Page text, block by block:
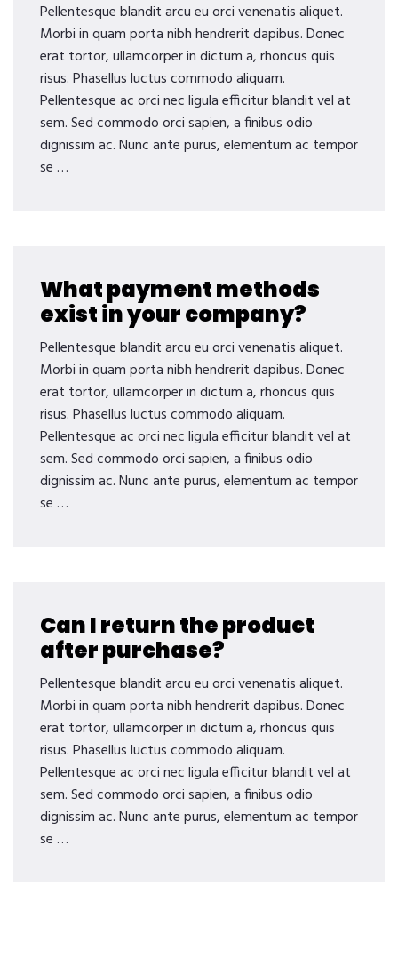
Pellentesque blandit arcu eu orci venenatis aliquet.
Morbi in quam porta nibh hendrerit dapibus. Donec
erat tortor, ullamcorper in dictum a, rhoncus quis
risus. Phasellus luctus commodo aliquam.
Pellentesque ac orci nec ligula efficitur blandit vel at
sem. Sed commodo orci sapien, a finibus odio
dignissim ac. Nunc ante purus, elementum ac tempor
se …
What payment methods
exist in your company?
Pellentesque blandit arcu eu orci venenatis aliquet.
Morbi in quam porta nibh hendrerit dapibus. Donec
erat tortor, ullamcorper in dictum a, rhoncus quis
risus. Phasellus luctus commodo aliquam.
Pellentesque ac orci nec ligula efficitur blandit vel at
sem. Sed commodo orci sapien, a finibus odio
dignissim ac. Nunc ante purus, elementum ac tempor
se …
Can I return the product
after purchase?
Pellentesque blandit arcu eu orci venenatis aliquet.
Morbi in quam porta nibh hendrerit dapibus. Donec
erat tortor, ullamcorper in dictum a, rhoncus quis
risus. Phasellus luctus commodo aliquam.
Pellentesque ac orci nec ligula efficitur blandit vel at
sem. Sed commodo orci sapien, a finibus odio
dignissim ac. Nunc ante purus, elementum ac tempor
se …